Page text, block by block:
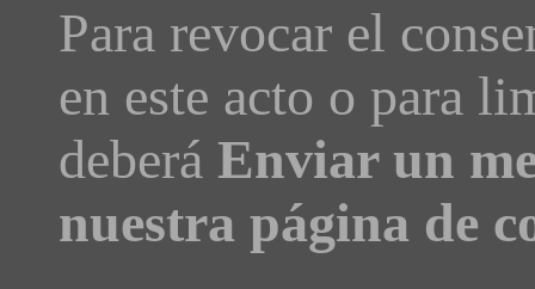
Para revocar el
en este acto o para
deberá Enviar un
nuestra página de